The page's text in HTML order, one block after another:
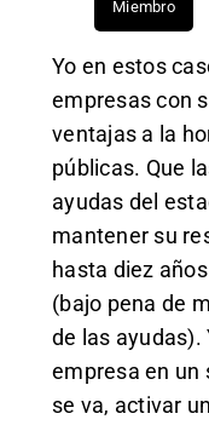
Miembro
Yo en estos
empresas con
ventajas a la
públicas. Que
ayudas del
mantener su
hasta diez
(bajo pena de
de las ayudas).
empresa en un
se va, activar